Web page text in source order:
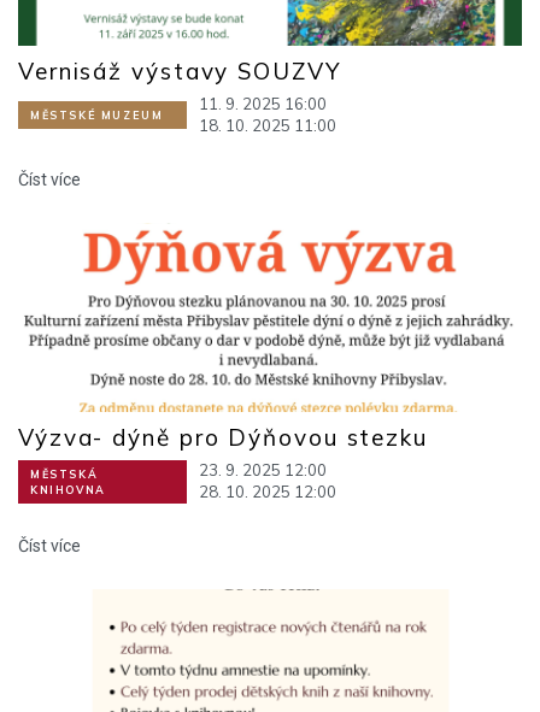
MĚSTSKÉ MUZEUM
11. 9. 2025 16:00
18. 10. 2025 11:00
Vernisáž výstavy SOUZVY
Číst více
MĚSTSKÁ
KNIHOVNA
23. 9. 2025 12:00
28. 10. 2025 12:00
Výzva- dýně pro Dýňovou stezku
Číst více